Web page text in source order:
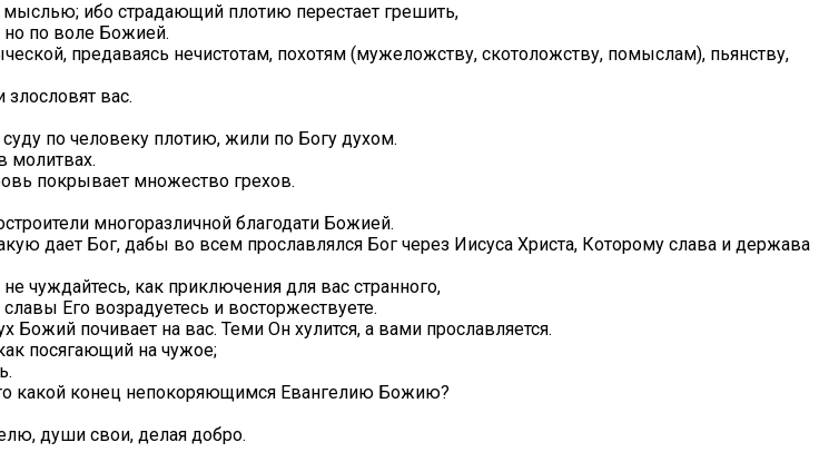
мыслью; ибо страдающий плотию перестает грешить,
но по воле Божией.
предаваясь нечистотам, похотям (мужеложству, скотоложству, помыслам), пьянству,
злословят вас.
по человеку плотию, жили по Богу духом.
молитвах.
покрывает множество грехов.
многоразличной благодати Божией.
дает Бог, дабы во всем прославлялся Бог через Иисуса Христа, Которому слава и держава
чуждайтесь, как приключения для вас странного,
Его возрадуетесь и восторжествуете.
почивает на вас. Теми Он хулится, а вами прославляется.
посягающий на чужое;
какой конец непокоряющимся Евангелию Божию?
души свои, делая добро.